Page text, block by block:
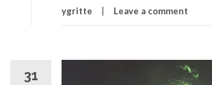
ygritte Leave a comment
31